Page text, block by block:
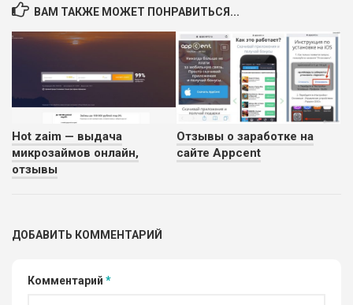
ВАМ ТАКЖЕ МОЖЕТ ПОНРАВИТЬСЯ...
Hot zaim — выдача
микрозаймов онлайн,
отзывы
Отзывы о заработке на
сайте Appcent
ДОБАВИТЬ КОММЕНТАРИЙ
Комментарий *